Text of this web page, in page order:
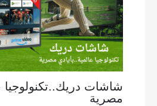
شاشات دريك..تكنولوجيا
مصرية